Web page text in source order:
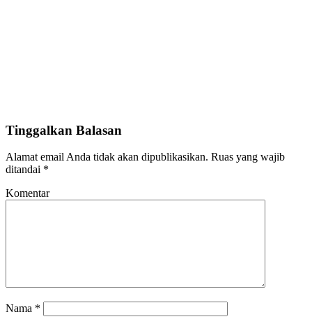
Tinggalkan Balasan
Alamat email Anda tidak akan dipublikasikan. Ruas yang wajib
ditandai *
Komentar
Nama *